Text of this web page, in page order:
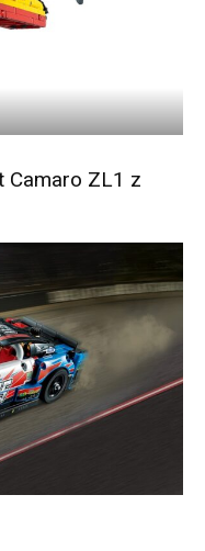
Camaro ZL1 z